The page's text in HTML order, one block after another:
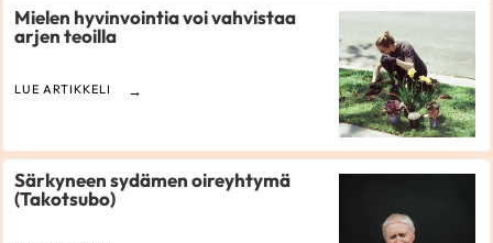
Mielen hyvinvointia voi vahvistaa
arjen teoilla
LUE ARTIKKELI
Särkyneen sydämen oireyhtymä
(Takotsubo)